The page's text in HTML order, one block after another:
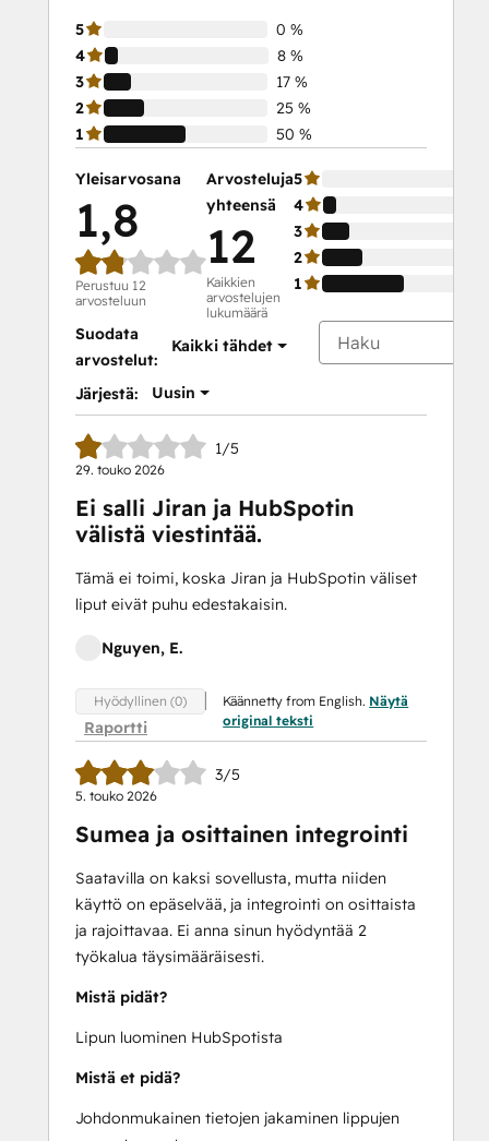
5
0 %
4
8 %
3
17 %
2
25 %
1
50 %
Yleisarvosana
1,8
Perustuu 12
arvosteluun
Arvosteluja
yhteensä
12
Kaikkien
arvostelujen
lukumäärä
5
4
3
2
1
Suodata
arvostelut:
Kaikki tähdet
Järjestä: Uusin
1/5
29. touko 2026
Ei salli Jiran ja HubSpotin
välistä viestintää.
Tämä ei toimi, koska Jiran ja HubSpotin väliset
liput eivät puhu edestakaisin.
Nguyen, E.
Hyödyllinen (0)
Raportti
Käännetty from English. Näytä
original teksti
3/5
5. touko 2026
Sumea ja osittainen integrointi
Saatavilla on kaksi sovellusta, mutta niiden
käyttö on epäselvää, ja integrointi on osittaista
ja rajoittavaa. Ei anna sinun hyödyntää 2
työkalua täysimääräisesti.
Mistä pidät?
Lipun luominen HubSpotista
Mistä et pidä?
Johdonmukainen tietojen jakaminen lippujen